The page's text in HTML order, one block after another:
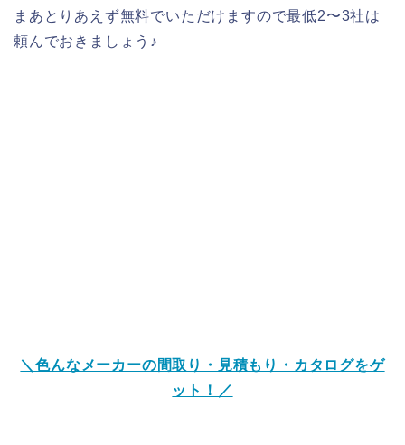
まあとりあえず無料でいただけますので最低2〜3社は
頼んでおきましょう♪
＼色んなメーカーの間取り・見積もり・カタログをゲ
ット！／